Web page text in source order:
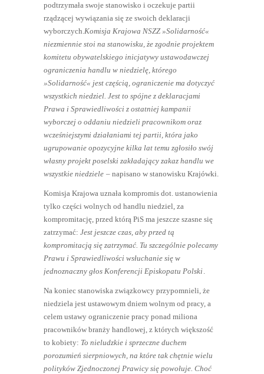
podtrzymała swoje stanowisko i oczekuje partii
rządzącej wywiązania się ze swoich deklaracji
wyborczych.Komisja Krajowa NSZZ »Solidarność«
niezmiennie stoi na stanowisku, że zgodnie projektem
komitetu obywatelskiego inicjatywy ustawodawczej
ograniczenia handlu w niedzielę, którego
»Solidarność« jest częścią, ograniczenie ma dotyczyć
wszystkich niedziel. Jest to spójne z deklaracjami
Prawa i Sprawiedliwości z ostatniej kampanii
wyborczej o oddaniu niedzieli pracownikom oraz
wcześniejszymi działaniami tej partii, która jako
ugrupowanie opozycyjne kilka lat temu zgłosiło swój
własny projekt poselski zakładający zakaz handlu we
wszystkie niedziele – napisano w stanowisku Krajówki.
Komisja Krajowa uznała kompromis dot. ustanowienia
tylko części wolnych od handlu niedziel, za
kompromitację, przed którą PiS ma jeszcze szasne się
zatrzymać: Jest jeszcze czas, aby przed tą
kompromitacją się zatrzymać. Tu szczególnie polecamy
Prawu i Sprawiedliwości wsłuchanie się w
jednoznaczny głos Konferencji Episkopatu Polski .
Na koniec stanowiska związkowcy przypomnieli, że
niedziela jest ustawowym dniem wolnym od pracy, a
celem ustawy ograniczenie pracy ponad miliona
pracowników branży handlowej, z których większość
to kobiety: To nieludzkie i sprzeczne duchem
porozumień sierpniowych, na które tak chętnie wielu
polityków Zjednoczonej Prawicy się powołuje. Choć